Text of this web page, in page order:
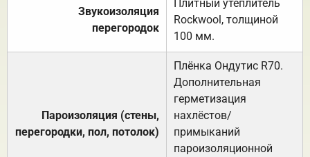
Звукоизоляция
перегородок
Плитный утеплитель
Rockwool, толщиной
100 мм.
Пароизоляция (стены,
перегородки, пол, потолок)
Плёнка Ондутис R70.
Дополнительная
герметизация
нахлёстов/
примыканий
пароизоляционной